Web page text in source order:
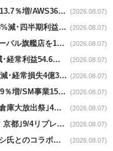
Amazon news｜2Q営業収益2006億ドル13.7％増/AWS36.8％％増が貢献 (2026.08.07)
ニトリnews｜第1Q売上収益2263億円2.3%減･四半期利益1.4％減 (2026.08.07)
ユニクロnews｜京都･河原町通りにグローバル旗艦店を11/6開設 (2026.08.07)
AOKI news｜第1Q売上高430億円1.6％減･経常利益54.6％減 (2026.08.07)
はるやまnews｜第1Q売上高71億円1.4％減･経常損失4億3800万円 (2026.08.07)
バローnews｜第１Q営業収益2434億円9.9％増/SM事業15.5％増と絶好調 (2026.08.07)
島忠news｜展示品家具が最大50％オフ｢倉庫大放出祭｣4店舗限定で開催 (2026.08.07)
ロフトnews｜新生｢モマ デザインストア 京都｣9/4リプレイスオープン (2026.08.07)
ハンズnews｜創業50周年記念･ムロツヨシ氏とのコラボ企画｢ムロハンズ｣開催 (2026.08.07)